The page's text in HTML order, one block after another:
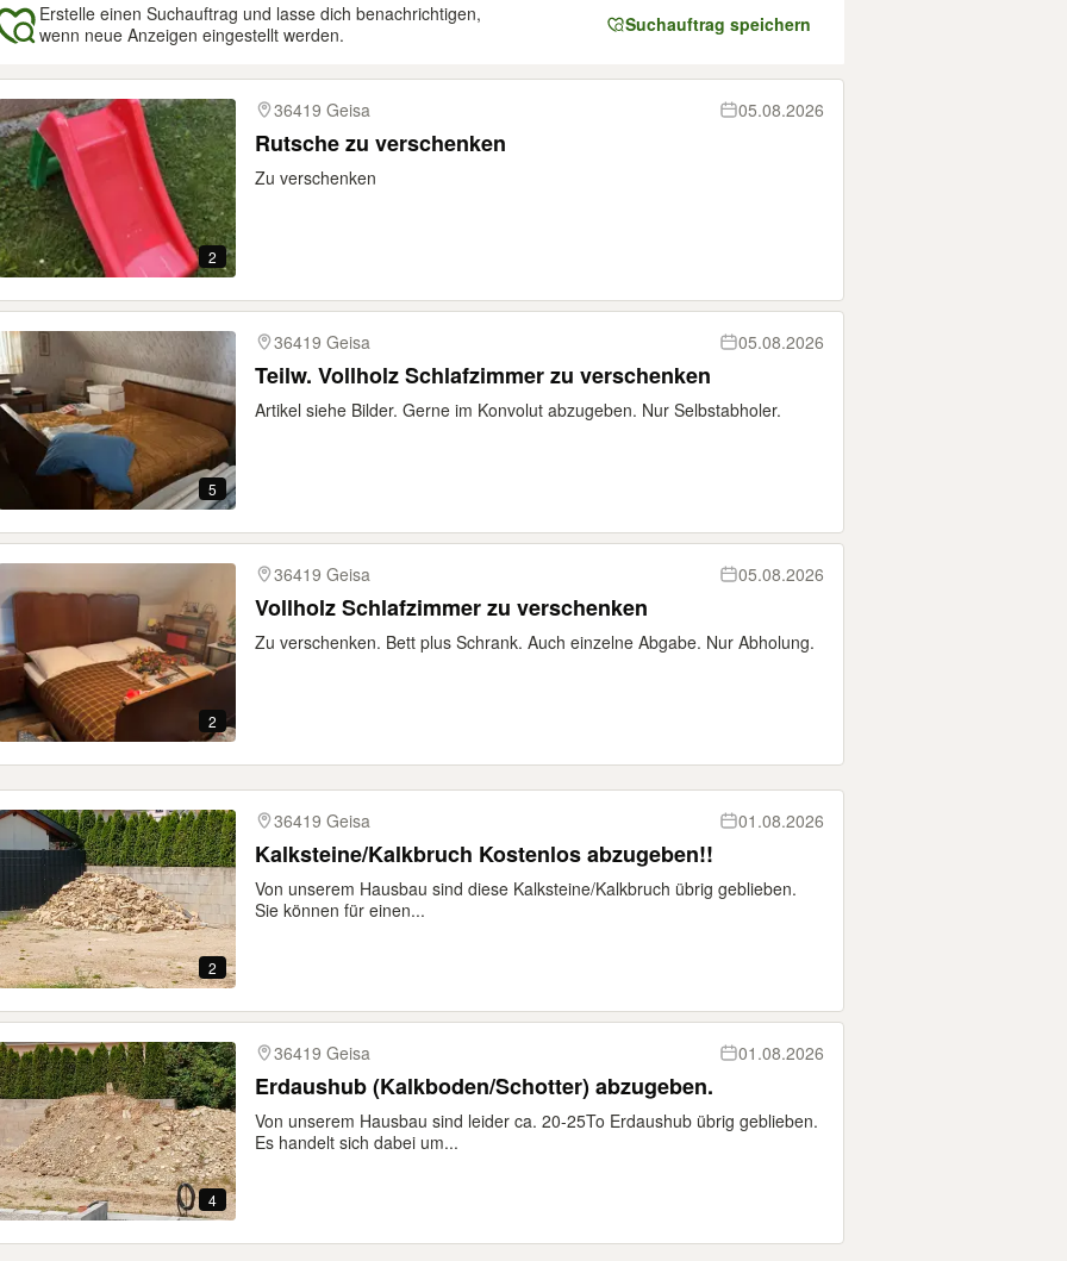
Erstelle einen Suchauftrag und lasse dich benachrichtigen,
wenn neue Anzeigen eingestellt werden.
Suchauftrag speichern
2
36419 Geisa 05.08.2026
Rutsche zu verschenken
Zu verschenken
5
36419 Geisa 05.08.2026
Teilw. Vollholz Schlafzimmer zu verschenken
Artikel siehe Bilder. Gerne im Konvolut abzugeben. Nur Selbstabholer.
2
36419 Geisa 05.08.2026
Vollholz Schlafzimmer zu verschenken
Zu verschenken. Bett plus Schrank. Auch einzelne Abgabe. Nur Abholung.
2
36419 Geisa 01.08.2026
Kalksteine/Kalkbruch Kostenlos abzugeben!!
Von unserem Hausbau sind diese Kalksteine/Kalkbruch übrig geblieben.
Sie können für einen...
4
36419 Geisa 01.08.2026
Erdaushub (Kalkboden/Schotter) abzugeben.
Von unserem Hausbau sind leider ca. 20-25To Erdaushub übrig geblieben.
Es handelt sich dabei um...